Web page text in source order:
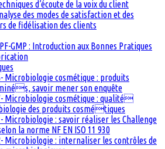
d’écoute de la voix du client
des modes de satisfaction et des
de fidélisation des clients
GMP : Introduction aux Bonnes Pratiques
Microbiologie cosmétique : produits
savoir mener son enquête
Microbiologie cosmétique : qualité
des produits cosmétiques
Microbiologie : savoir réaliser les Challenge
la norme NF EN ISO 11 930
Microbiologie : internaliser les contrôles de